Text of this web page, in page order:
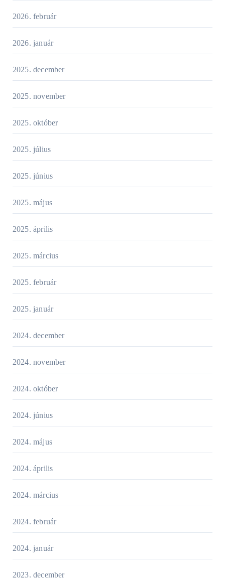
2026. február
2026. január
2025. december
2025. november
2025. október
2025. július
2025. június
2025. május
2025. április
2025. március
2025. február
2025. január
2024. december
2024. november
2024. október
2024. június
2024. május
2024. április
2024. március
2024. február
2024. január
2023. december